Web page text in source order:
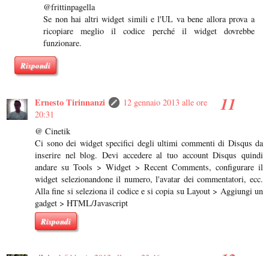
@frittinpagella
Se non hai altri widget simili e l'UL va bene allora prova a
ricopiare meglio il codice perché il widget dovrebbe
funzionare.
Rispondi
Ernesto Tirinnanzi
12 gennaio 2013 alle ore
20:31
@ Cinetik
Ci sono dei widget specifici degli ultimi commenti di Disqus da
inserire nel blog. Devi accedere al tuo account Disqus quindi
andare su Tools > Widget > Recent Comments, configurare il
widget selezionandone il numero, l'avatar dei commentatori, ecc.
Alla fine si seleziona il codice e si copia su Layout > Aggiungi un
gadget > HTML/Javascript
Rispondi